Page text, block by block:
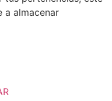
a almacenar